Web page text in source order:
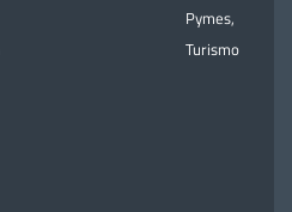
Pymes,
Turismo